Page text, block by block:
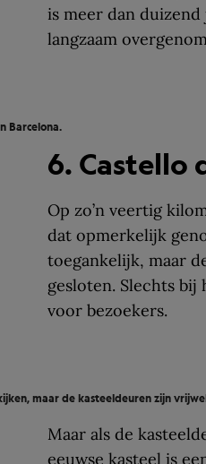
is meer dan
langzaam
Barcelona.
6. Castello
Op zo’n veertig
dat opmerkelijk
toegankelijk, maar
gesloten. Slechts
voor bezoekers.
maar de kasteeldeuren zijn
Maar als de
eeuwse kasteel is